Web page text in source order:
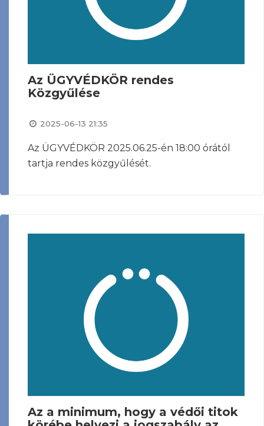
Az ÜGYVÉDKÖR rendes
Közgyűlése
2025-06-13 21:35
Az ÜGYVÉDKÖR 2025.06.25-én 18:00 órától
tartja rendes közgyűlését.
Az a minimum, hogy a védői titok